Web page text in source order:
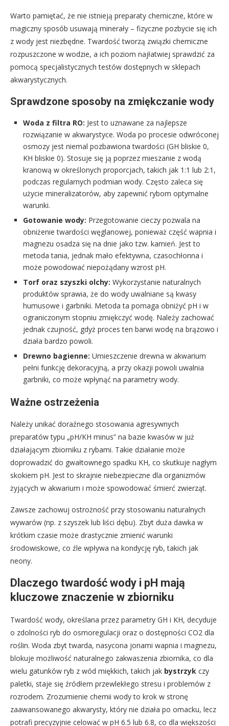
Warto pamiętać, że nie istnieją preparaty chemiczne, które w
magiczny sposób usuwają minerały – fizyczne pozbycie się ich
z wody jest niezbędne. Twardość tworzą związki chemiczne
rozpuszczone w wodzie, a ich poziom najłatwiej sprawdzić za
pomocą specjalistycznych testów dostępnych w sklepach
akwarystycznych.
Sprawdzone sposoby na zmiękczanie wody
Woda z filtra RO: Jest to uznawane za najlepsze
rozwiązanie w akwarystyce. Woda po procesie odwróconej
osmozy jest niemal pozbawiona twardości (GH bliskie 0,
KH bliskie 0). Stosuje się ją poprzez mieszanie z wodą
kranową w określonych proporcjach, takich jak 1:1 lub 2:1,
podczas regularnych podmian wody. Często zaleca się
użycie mineralizatorów, aby zapewnić rybom optymalne
warunki.
Gotowanie wody: Przegotowanie cieczy pozwala na
obniżenie twardości węglanowej, ponieważ część wapnia i
magnezu osadza się na dnie jako tzw. kamień. Jest to
metoda tania, jednak mało efektywna, czasochłonna i
może powodować niepożądany wzrost pH.
Torf oraz szyszki olchy: Wykorzystanie naturalnych
produktów sprawia, że do wody uwalniane są kwasy
humusowe i garbniki. Metoda ta pomaga obniżyć pH i w
ograniczonym stopniu zmiękczyć wodę. Należy zachować
jednak czujność, gdyż proces ten barwi wodę na brązowo i
działa bardzo powoli.
Drewno bagienne: Umieszczenie drewna w akwarium
pełni funkcję dekoracyjną, a przy okazji powoli uwalnia
garbniki, co może wpłynąć na parametry wody.
Ważne ostrzeżenia
Należy unikać doraźnego stosowania agresywnych
preparatów typu „pH/KH minus” na bazie kwasów w już
działającym zbiorniku z rybami. Takie działanie może
doprowadzić do gwałtownego spadku KH, co skutkuje nagłym
skokiem pH. Jest to skrajnie niebezpieczne dla organizmów
żyjących w akwarium i może spowodować śmierć zwierząt.
Zawsze zachowuj ostrożność przy stosowaniu naturalnych
wywarów (np. z szyszek lub liści dębu). Zbyt duża dawka w
krótkim czasie może drastycznie zmienić warunki
środowiskowe, co źle wpływa na kondycję ryb, takich jak
neony.
Dlaczego twardość wody i pH mają
kluczowe znaczenie w zbiorniku
Twardość wody, określana przez parametry GH i KH, decyduje
o zdolności ryb do osmoregulacji oraz o dostępności CO2 dla
roślin. Woda zbyt twarda, nasycona jonami wapnia i magnezu,
blokuje możliwość naturalnego zakwaszenia zbiornika, co dla
wielu gatunków ryb z wód miękkich, takich jak bystrzyk czy
paletki, staje się źródłem przewlekłego stresu i problemów z
rozrodem. Zrozumienie chemii wody to krok w stronę
zaawansowanego akwarysty, który nie działa po omacku, lecz
potrafi precyzyjnie celować w pH 6.5 lub 6.8, co dla większości